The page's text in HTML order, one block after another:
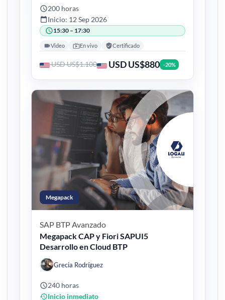
200 horas
Inicio: 12 Sep 2026
15:30 – 17:30
Video En vivo Certificado
USD US$1.100 USD US$880 -20%
Megapack
SAP BTP Avanzado
Megapack CAP y Fiori SAPUI5
Desarrollo en Cloud BTP
Grecia Rodríguez
240 horas
Inicio inmediato